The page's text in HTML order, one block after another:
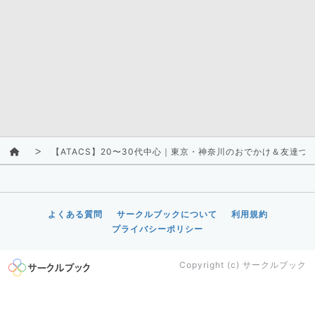
【ATACS】20〜30代中心｜東京・神奈川のおでかけ＆友達づ
よくある質問 サークルブックについて
利用規約
プライバシーポリシー
Copyright (c) サークルブック